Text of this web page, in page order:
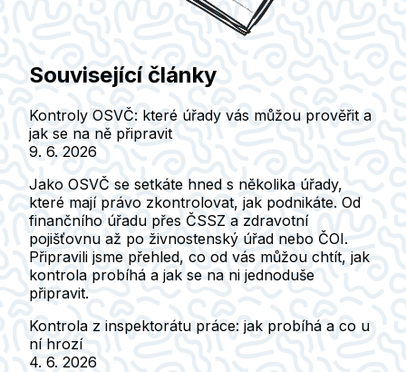
Související články
Kontroly OSVČ: které úřady vás můžou prověřit a
jak se na ně připravit
9. 6. 2026
Jako OSVČ se setkáte hned s několika úřady,
které mají právo zkontrolovat, jak podnikáte. Od
finančního úřadu přes ČSSZ a zdravotní
pojišťovnu až po živnostenský úřad nebo ČOI.
Připravili jsme přehled, co od vás můžou chtít, jak
kontrola probíhá a jak se na ni jednoduše
připravit.
Kontrola z inspektorátu práce: jak probíhá a co u
ní hrozí
4. 6. 2026